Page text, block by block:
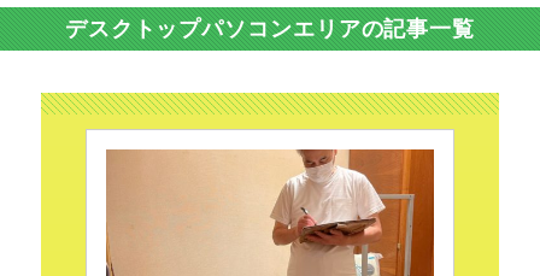
デスクトップパソコンエリアの記事一覧